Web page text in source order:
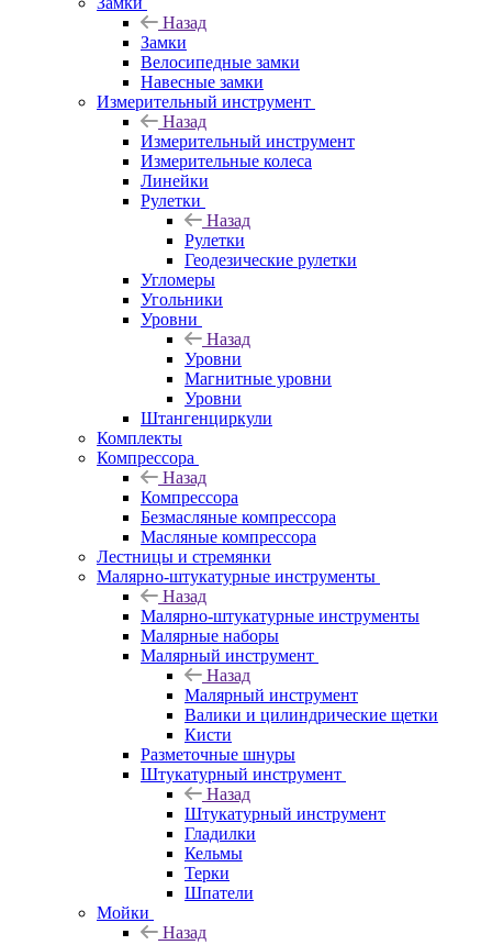
Назад
Замки
Велосипедные замки
Навесные замки
Измерительный инструмент
Назад
Измерительный инструмент
Измерительные колеса
Линейки
Рулетки
Назад
Рулетки
Геодезические рулетки
Угломеры
Угольники
Уровни
Назад
Уровни
Магнитные уровни
Уровни
Штангенциркули
Комплекты
Компрессора
Назад
Компрессора
Безмасляные компрессора
Масляные компрессора
Лестницы и стремянки
Малярно-штукатурные инструменты
Назад
Малярно-штукатурные инструменты
Малярные наборы
Малярный инструмент
Назад
Малярный инструмент
Валики и цилиндрические щетки
Кисти
Разметочные шнуры
Штукатурный инструмент
Назад
Штукатурный инструмент
Гладилки
Кельмы
Терки
Шпатели
Мойки
Назад